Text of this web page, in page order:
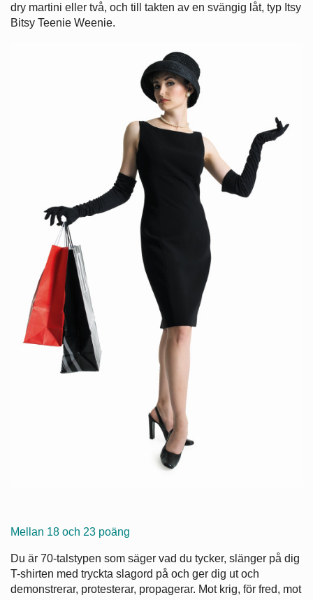
dry martini eller två, och till takten av en svängig låt, typ Itsy
Bitsy Teenie Weenie.
Mellan 18 och 23 poäng
Du är 70-talstypen som säger vad du tycker, slänger på dig
T-shirten med tryckta slagord på och ger dig ut och
demonstrerar, protesterar, propagerar. Mot krig, för fred, mot